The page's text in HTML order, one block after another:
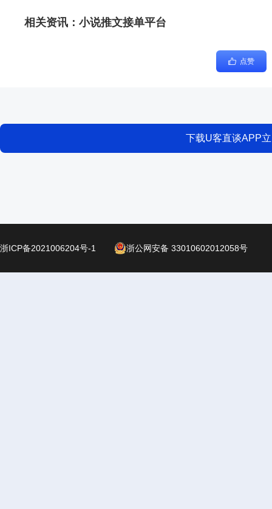
相关资讯： 小说推文接单平台
点赞
下载U客直谈APP
浙ICP备2021006204号-1 浙公网安备 33010602012058号